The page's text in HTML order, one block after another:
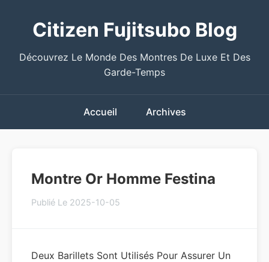
Citizen Fujitsubo Blog
Découvrez Le Monde Des Montres De Luxe Et Des
Garde-Temps
Accueil Archives
Montre Or Homme Festina
Publié Le 2025-10-05
Deux Barillets Sont Utilisés Pour Assurer Un